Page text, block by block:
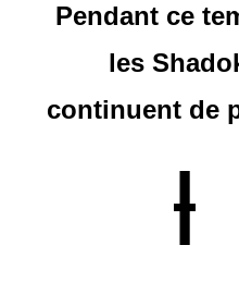
Pendant ce
les
continuent de
|